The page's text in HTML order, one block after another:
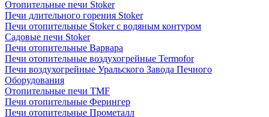
Отопительные печи Stoker
Печи длительного горения Stoker
Печи отопительные Stoker с водяным контуром
Садовые печи Stoker
Печи отопительные Варвара
Печи отопительные воздухогрейные Termofor
Печи воздухогрейные Уральского Завода Печного
Оборудования
Отопительные печи TMF
Печи отопительные Ферингер
Печи отопительные Прометалл